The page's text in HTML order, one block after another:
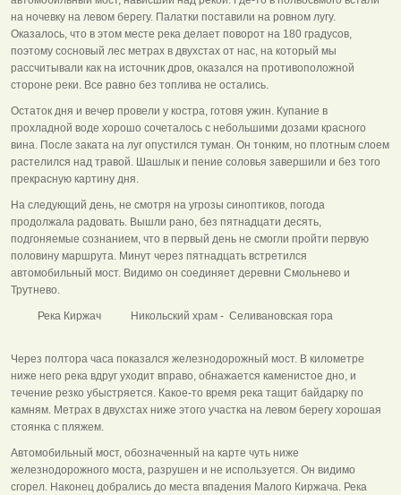
на ночевку на левом берегу. Палатки поставили на ровном лугу.
Оказалось, что в этом месте река делает поворот на 180 градусов,
поэтому сосновый лес метрах в двухстах от нас, на который мы
рассчитывали как на источник дров, оказался на противоположной
стороне реки. Все равно без топлива не остались.
Остаток дня и вечер провели у костра, готовя ужин. Купание в
прохладной воде хорошо сочеталось с небольшими дозами красного
вина. После заката на луг опустился туман. Он тонким, но плотным слоем
растелился над травой. Шашлык и пение соловья завершили и без того
прекрасную картину дня.
На следующий день, не смотря на угрозы синоптиков, погода
продолжала радовать. Вышли рано, без пятнадцати десять,
подгоняемые сознанием, что в первый день не смогли пройти первую
половину маршрута. Минут через пятнадцать встретился
автомобильный мост. Видимо он соединяет деревни Смольнево и
Трутнево.
Река Киржач Никольский храм - Селивановская гора
Через полтора часа показался железнодорожный мост. В километре
ниже него река вдруг уходит вправо, обнажается каменистое дно, и
течение резко убыстряется. Какое-то время река тащит байдарку по
камням. Метрах в двухстах ниже этого участка на левом берегу хорошая
стоянка с пляжем.
Автомобильный мост, обозначенный на карте чуть ниже
железнодорожного моста, разрушен и не используется. Он видимо
сгорел. Наконец добрались до места впадения Малого Киржача. Река